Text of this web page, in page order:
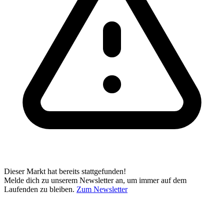
Dieser Markt hat bereits stattgefunden!
Melde dich zu unserem Newsletter an, um immer auf dem
Laufenden zu bleiben. Zum Newsletter